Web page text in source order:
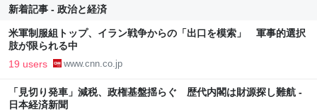
新着記事 - 政治と経済
米軍制服組トップ、イラン戦争からの「出口を模索」 軍事的選択
肢が限られる中
19 users www.cnn.co.jp
「見切り発車」減税、政権基盤揺らぐ 歴代内閣は財源探し難航 -
日本経済新聞